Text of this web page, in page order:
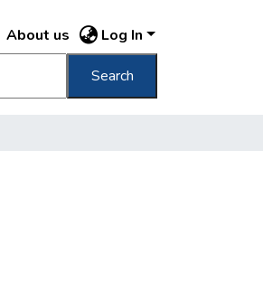
About us Log In
Search